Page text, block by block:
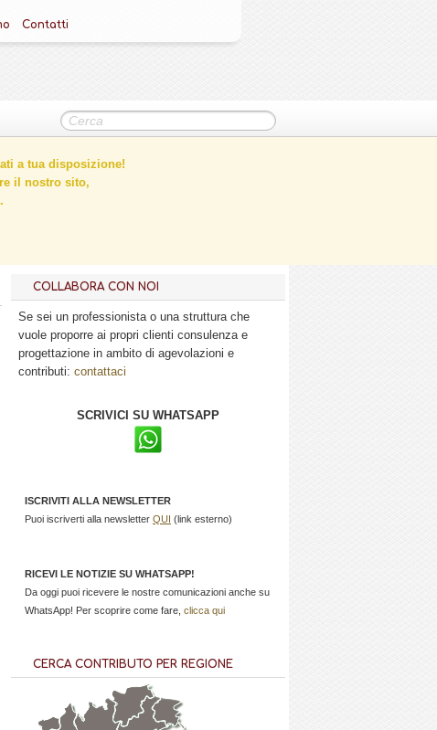
Contatti
a tua disposizione!
il nostro sito,
COLLABORA CON NOI
Se sei un professionista o una struttura che
vuole proporre ai propri clienti consulenza e
progettazione in ambito di agevolazioni e
contributi: contattaci
SCRIVICI SU WHATSAPP
ISCRIVITI ALLA NEWSLETTER
Puoi iscriverti alla newsletter QUI (link esterno)
RICEVI LE NOTIZIE SU WHATSAPP!
Da oggi puoi ricevere le nostre comunicazioni anche su
WhatsApp! Per scoprire come fare, clicca qui
CERCA CONTRIBUTO PER REGIONE